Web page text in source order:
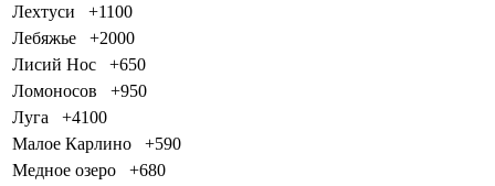
Лехтуси
+1100
Лебяжье
+2000
Лисий Нос
+650
Ломоносов
+950
Луга
+4100
Малое Карлино
+590
Медное озеро
+680